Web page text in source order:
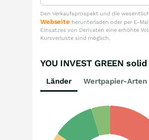
Den Verkaufsprospekt und die
Webseite herunterladen oder per E-
Einsatzes von Derivaten eine erhöhte
Kursverluste sind möglich.
YOU INVEST GREEN
Länder Wertpapier-Arten